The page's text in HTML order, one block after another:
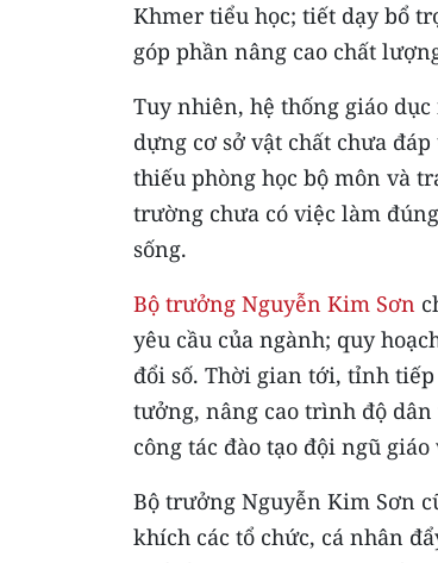
Khmer tiểu học; tiết dạy bổ
góp phần nâng cao chất
Tuy nhiên, hệ thống giáo
dựng cơ sở vật chất chưa
thiếu phòng học bộ môn và
trường chưa có việc làm
sống.
Bộ trưởng Nguyễn Kim Sơn
yêu cầu của ngành; quy
đổi số. Thời gian tới, tỉnh
tưởng, nâng cao trình độ
công tác đào tạo đội ngũ
Bộ trưởng Nguyễn Kim Sơn
khích các tổ chức, cá nhân